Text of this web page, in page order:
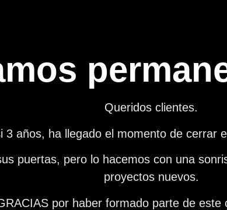
Queridos clientes.
3 años, ha llegado el momento de cerrar
puertas, pero lo hacemos con una
proyectos nuevos.
por haber formado parte de